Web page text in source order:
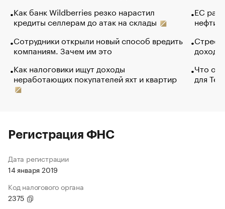
Как банк Wildberries резко нарастил
кредиты селлерам до атак на склады
Сотрудники открыли новый способ вредить
компаниям. Зачем им это
Как налоговики ищут доходы
неработающих покупателей яхт и квартир
ЕС
нефти
Что
для
Регистрация ФНС
Дата регистрации
14 января 2019
Код налогового органа
2375